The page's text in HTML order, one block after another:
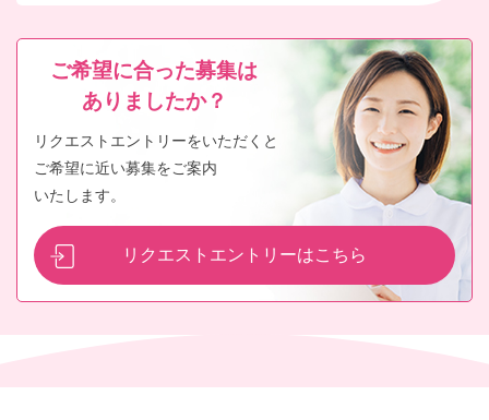
ご希望に合った募集は
ありましたか？
リクエストエントリーをいただくと
ご希望に近い募集をご案内
いたします。
リクエストエントリーはこちら